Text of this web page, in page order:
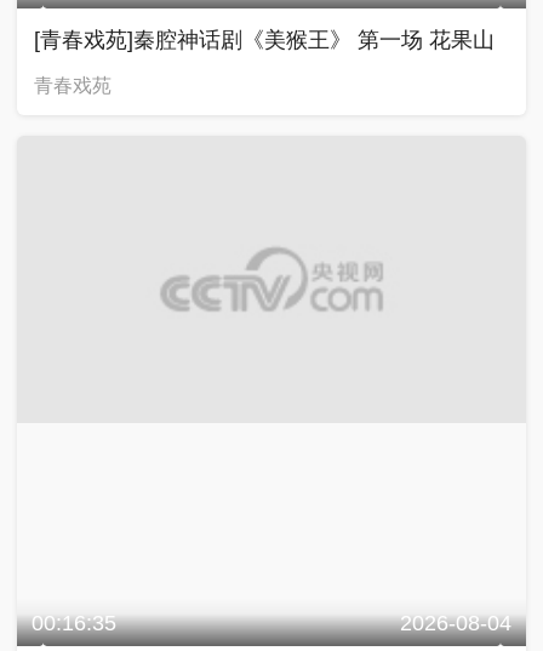
[青春戏苑]秦腔神话剧《美猴王》 第一场 花果山
青春戏苑
00:16:35 2026-08-04